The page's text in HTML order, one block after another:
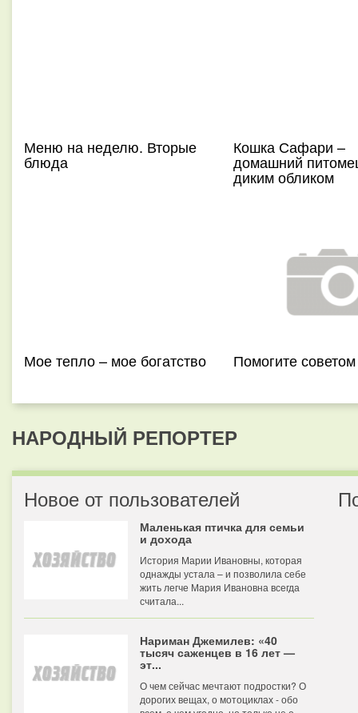
Меню на неделю. Вторые
блюда
Кошка Сафари –
домашний
диким обликом
Мое тепло – мое богатство Помогите советом
НАРОДНЫЙ РЕПОРТЕР
Новое от пользователей
Маленькая птичка для семьи
и дохода
История Марии Ивановны, которая
однажды устала – и позволила себе
жить легче Мария Ивановна всегда
считала...
Нариман Джемилев: «40
тысяч саженцев в 16 лет —
эт...
О чем сейчас мечтают подростки? О
дорогих вещах, о мотоциклах - обо